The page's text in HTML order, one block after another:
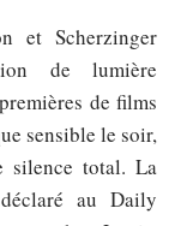
et Scherzinger
de lumière
de films
sensible le soir,
silence total. La
au Daily